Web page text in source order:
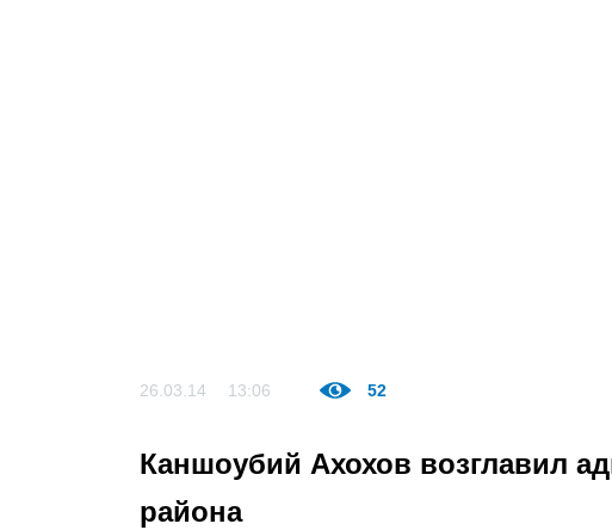
26.03.14 13:06 52
Каншоубий Ахохов возглавил
района